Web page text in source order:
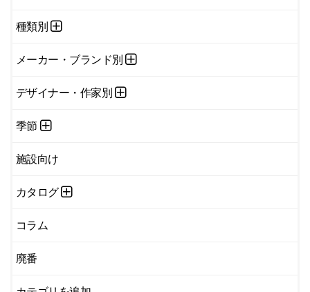
種類別
メーカー・ブランド別
デザイナー・作家別
季節
施設向け
カタログ
コラム
廃番